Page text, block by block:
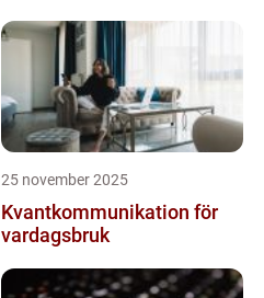
25 november 2025
Kvantkommunikation för
vardagsbruk